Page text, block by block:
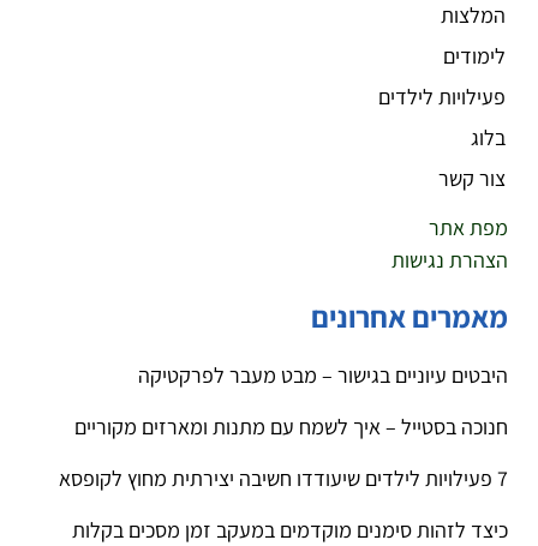
המלצות
לימודים
פעילויות לילדים
בלוג
צור קשר
מפת אתר
הצהרת נגישות
מאמרים אחרונים
היבטים עיוניים בגישור – מבט מעבר לפרקטיקה
חנוכה בסטייל – איך לשמח עם מתנות ומארזים מקוריים
7 פעילויות לילדים שיעודדו חשיבה יצירתית מחוץ לקופסא
כיצד לזהות סימנים מוקדמים במעקב זמן מסכים בקלות